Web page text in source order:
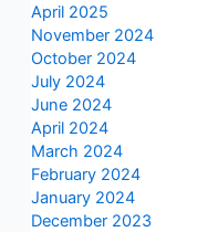
April 2025
November 2024
October 2024
July 2024
June 2024
April 2024
March 2024
February 2024
January 2024
December 2023